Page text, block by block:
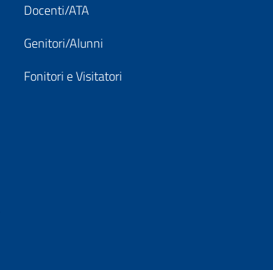
Docenti/ATA
Genitori/Alunni
Fonitori e Visitatori